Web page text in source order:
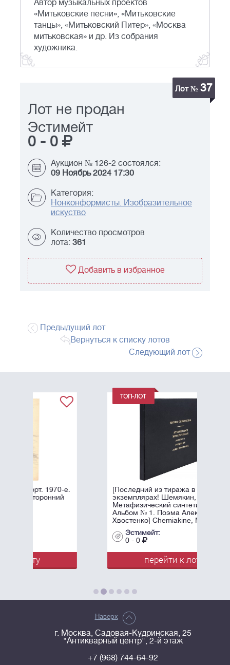
Автор музыкальных проектов
«Митьковские песни», «Митьковские
танцы», «Митьковский Питер», «Москва
митьковская» и др. Из собрания
художника.
Лот № 37
Лот не продан
Эстимейт
0 - 0
Аукцион № 126-2 состоялся:
09 Ноябрь 2024 17:30
Категория:
Нонконформисты. Изобразительное
искуство
Количество просмотров
лота: 361
Добавить в избранное
Предыдущий лот
Вернуться к списку лотов
Следующий лот
[Последний из тиража в трех
экземплярах! Шемякин, М.М.
Метафизический синтетизм.
Альбом № 1. Поэма Алексея
Хвостенко] Chemiakine, М.
перейти к лоту
Наверх
г. Москва, Садовая-Кудринская, 25
"Антикварный центр", 2-й этаж
+7 (968) 744-64-92